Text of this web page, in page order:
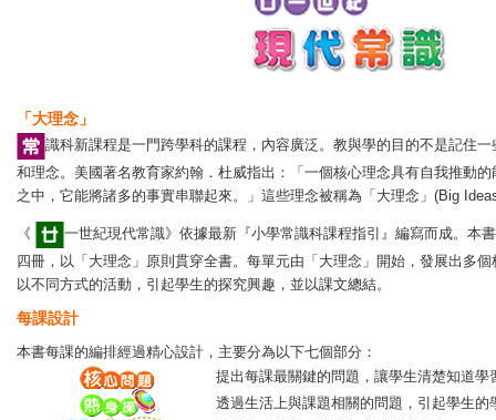
「大理念」
識科新課程是一門跨學科的課程，內容廣泛。教與學的目的不是記住
和理念。美國著名教育家約翰．杜威指出：「一個核心理念具有自我推動
之中，它能將諸多的事實串聯起來。」這些理念被稱為「大理念」(Big
《 一世紀現代常識》 依據最新『小學常識科課程指引』編寫而成。本
四冊，以「大理念」原則貫穿全書。每單元由「大理念」開始，發展出多
以不同方式的活動，引起學生的探究興趣，並以課文總結。
每課設計
本書每課的編排經過精心設計，主要分為以下七個部分：
提出每課最關鍵的問題，讓學生清楚知道學
透過生活上與課題相關的問題，引起學生的